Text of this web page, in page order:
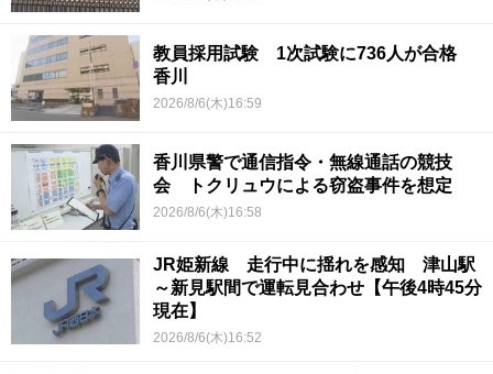
教員採用試験 1次試験に736人が合格
香川
2026/8/6(木)16:59
香川県警で通信指令・無線通話の競技
会 トクリュウによる窃盗事件を想定
2026/8/6(木)16:58
JR姫新線 走行中に揺れを感知 津山駅
～新見駅間で運転見合わせ【午後4時45分
現在】
2026/8/6(木)16:52